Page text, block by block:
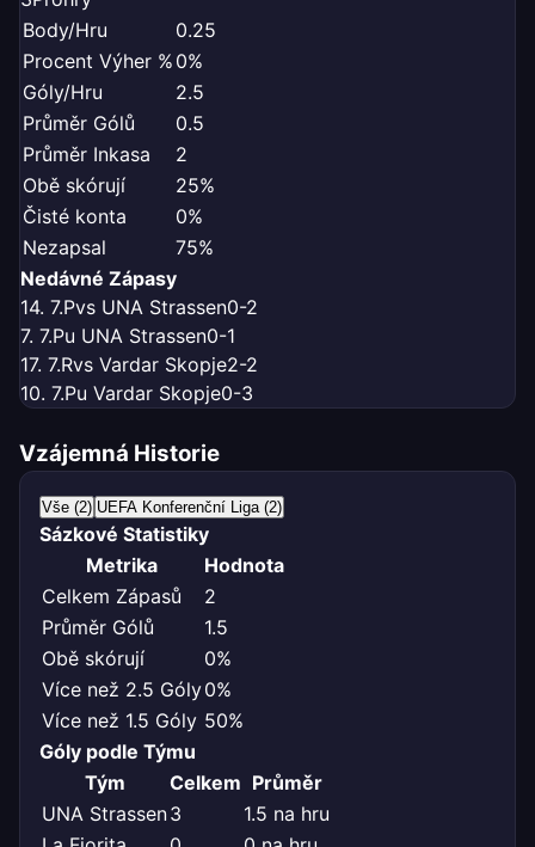
Body/Hru
0.25
Procent Výher % 0%
Góly/Hru
2.5
Průměr Gólů
0.5
Průměr Inkasa
2
Obě skórují
25%
Čisté konta
0%
Nezapsal
75%
Nedávné Zápasy
14. 7.Pvs UNA Strassen0-2
7. 7.Pu UNA Strassen0-1
17. 7.Rvs Vardar Skopje2-2
10. 7.Pu Vardar Skopje0-3
Vzájemná Historie
Vše (2) UEFA Konferenční Liga (2)
Sázkové Statistiky
Metrika
Hodnota
Celkem Zápasů
2
Průměr Gólů
1.5
Obě skórují
0%
Více než 2.5 Góly0%
Více než 1.5 Góly 50%
Góly podle Týmu
Tým
Celkem Průměr
UNA Strassen3
1.5 na hru